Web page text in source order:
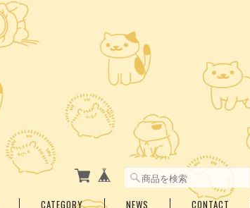
CATEGORY NEWS CONTACT